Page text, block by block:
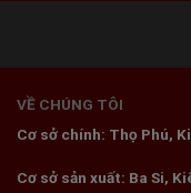
VỀ CHÚNG TÔI
Cơ sở chính: Thọ Phú,
Cơ sở sản xuất: Ba Si,